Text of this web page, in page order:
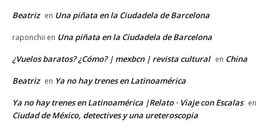
Beatriz en Una piñata en la Ciudadela de Barcelona
raponchii en Una piñata en la Ciudadela de Barcelona
¿Vuelos baratos? ¿Cómo? | mexbcn | revista cultural en China
Beatriz en Ya no hay trenes en Latinoamérica
Ya no hay trenes en Latinoamérica |Relato · Viaje con Escalas en
Ciudad de México, detectives y una ureteroscopia